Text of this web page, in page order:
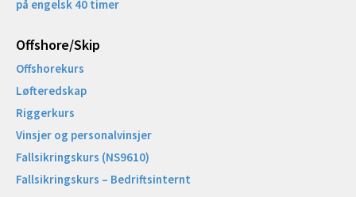
på engelsk 40 timer
Offshore/Skip​
Offshorekurs
Løfteredskap
Riggerkurs
Vinsjer og personalvinsjer
Fallsikringskurs (NS9610)
Fallsikringskurs – Bedriftsinternt